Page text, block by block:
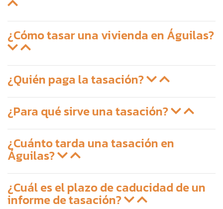
¿Cómo tasar una vivienda en Águilas?
¿Quién paga la tasación?
¿Para qué sirve una tasación?
¿Cuánto tarda una tasación en
Águilas?
¿Cuál es el plazo de caducidad de un
informe de tasación?